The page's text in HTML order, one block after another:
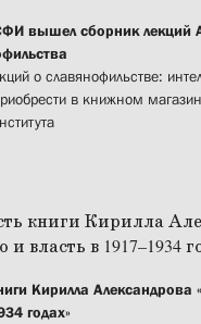
вышел сборник лекций
о славянофильстве:
в книжном
Кирилла Александрова
годах»